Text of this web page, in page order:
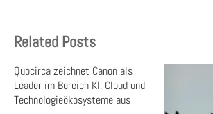
Related Posts
Quocirca zeichnet Canon als
Leader im Bereich KI, Cloud und
Technologieökosysteme aus